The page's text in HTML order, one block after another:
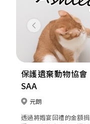
Previous
保護遺棄動物協會
SAA
元朗
透過將婚宴回禮的金額